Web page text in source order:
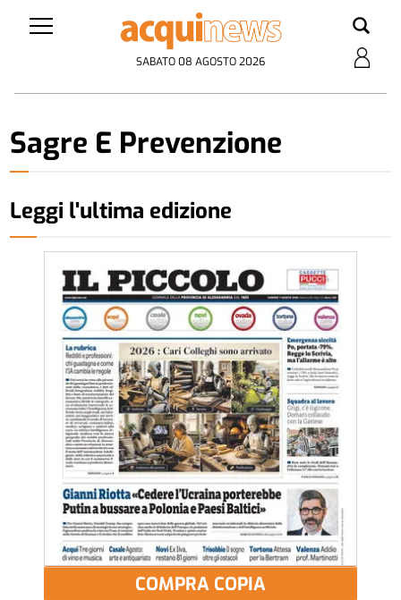
SABATO 08 AGOSTO 2026
Sagre E Prevenzione
Leggi l'ultima edizione
COMPRA COPIA